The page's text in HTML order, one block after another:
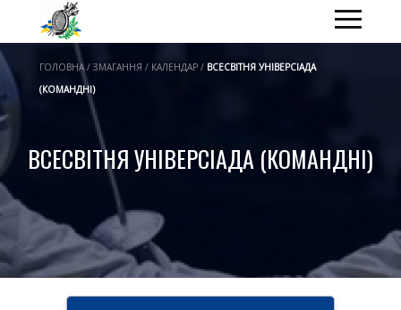
ГОЛОВНА / ЗМАГАННЯ / КАЛЕНДАР / ВСЕСВІТНЯ УНІВЕРСІАДА
(КОМАНДНІ)
ВСЕСВІТНЯ УНІВЕРСІАДА (КОМАНДНІ)